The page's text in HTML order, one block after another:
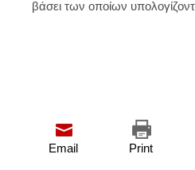
βάσει των οποίων
Print
Email